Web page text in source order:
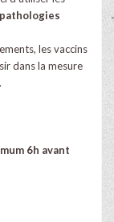
les vaccins
dans la mesure
6h avant